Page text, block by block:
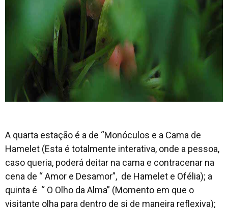
A quarta estação é a de “Monóculos e a Cama de
Hamelet (Esta é totalmente interativa, onde a pessoa,
caso queria, poderá deitar na cama e contracenar na
cena de “ Amor e Desamor”, de Hamelet e Ofélia); a
quinta é “ O Olho da Alma” (Momento em que o
visitante olha para dentro de si de maneira reflexiva);